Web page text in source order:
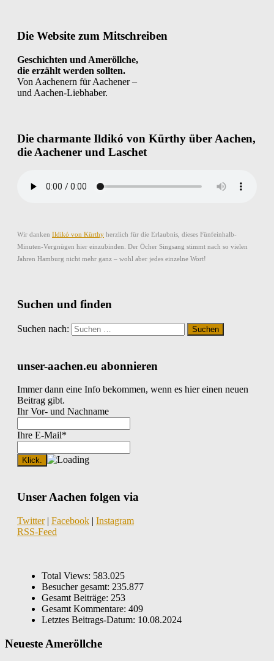
Die Website zum Mitschreiben
Geschichten und Ameröllche,
die erzählt werden sollten.
Von Aachenern für Aachener –
und Aachen-Liebhaber.
Die charmante Ildikó von Kürthy über Aachen,
die Aachener und Laschet
Wir danken Ildikó von Kürthy herzlich für die Erlaubnis, dieses Fünfeinhalb-
Minuten-Vergnügen hier einzubinden. Der Öcher Singsang stimmt nach so vielen
Jahren Hamburg nicht mehr ganz – wohl aber jedes einzelne Wort!
Suchen und finden
Suchen nach:
unser-aachen.eu abonnieren
Immer dann eine Info bekommen, wenn es hier einen neuen
Beitrag gibt.
Ihr Vor- und Nachname
Ihre E-Mail*
Unser Aachen folgen via
Twitter| Facebook | Instagram
RSS-Feed
Total Views: 583.025
Besucher gesamt: 235.877
Gesamt Beiträge: 253
Gesamt Kommentare: 409
Letztes Beitrags-Datum: 10.08.2024
Neueste Ameröllche